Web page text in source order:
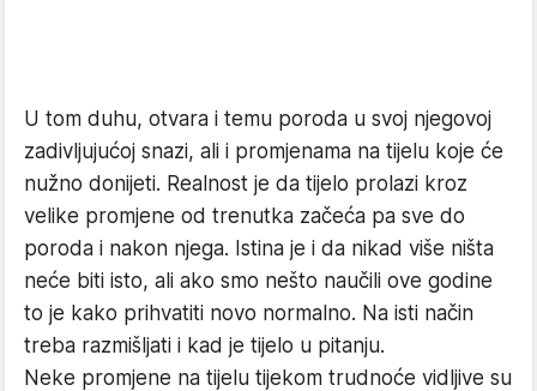
U tom duhu, otvara i temu poroda u svoj njegovoj
zadivljujućoj snazi, ali i promjenama na tijelu koje će
nužno donijeti. Realnost je da tijelo prolazi kroz
velike promjene od trenutka začeća pa sve do
poroda i nakon njega. Istina je i da nikad više ništa
neće biti isto, ali ako smo nešto naučili ove godine
to je kako prihvatiti novo normalno. Na isti način
treba razmišljati i kad je tijelo u pitanju.
Neke promjene na tijelu tijekom trudnoće vidljive su